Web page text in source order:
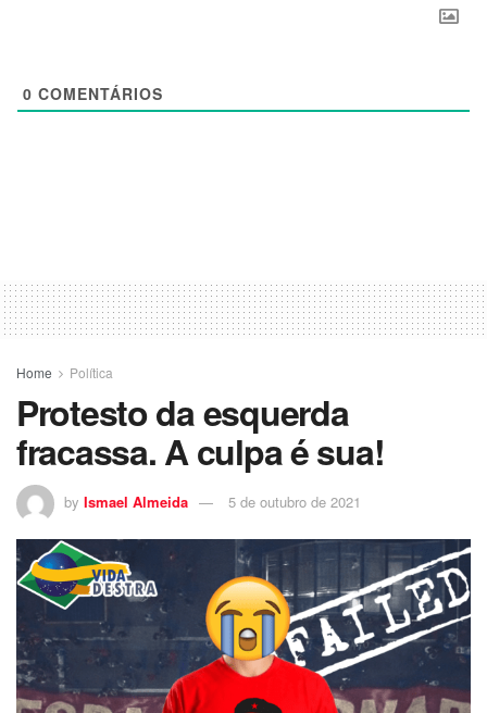
0 COMENTÁRIOS
Home Política
Protesto da esquerda
fracassa. A culpa é sua!
by Ismael Almeida 5 de outubro de 2021